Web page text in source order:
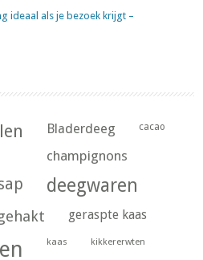
ideaal als je bezoek krijgt –
Bladerdeeg cacao
champignons
deegwaren
geraspte kaas
kaas kikkererwten